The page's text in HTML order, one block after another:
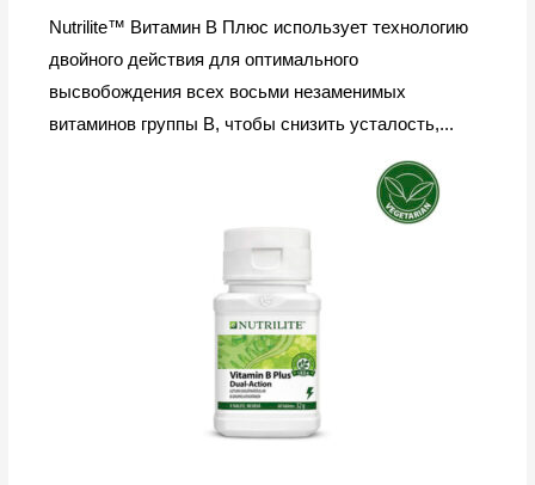
Nutrilite™ Витамин B Плюс использует технологию
двойного действия для оптимального
высвобождения всех восьми незаменимых
витаминов группы B, чтобы снизить усталость,...